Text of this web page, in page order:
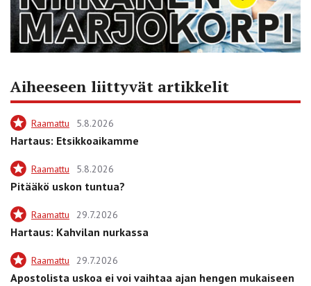
Aiheeseen liittyvät artikkelit
Raamattu 5.8.2026
Hartaus: Etsikkoaikamme
Raamattu 5.8.2026
Pitääkö uskon tuntua?
Raamattu 29.7.2026
Hartaus: Kahvilan nurkassa
Raamattu 29.7.2026
Apostolista uskoa ei voi vaihtaa ajan hengen mukaiseen